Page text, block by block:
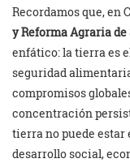
Recordamos que, en
y Reforma Agraria
enfático: la tierra es
seguridad
compromisos
concentración
tierra no puede estar
desarrollo social,